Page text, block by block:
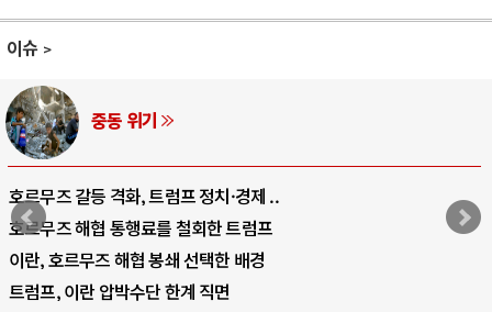
이슈
위기
화, 트럼프 정치·경제 ..
행료를 철회한 트럼프
협 봉쇄 선택한 배경
수단 한계 직면
중국 AI, 저
AI 국부펀드